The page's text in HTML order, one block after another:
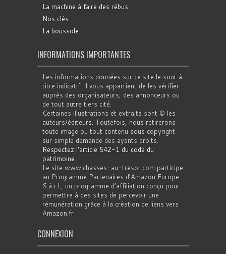
La machine à faire des rébus
Nos clés
La boussole
INFORMATIONS IMPORTANTES
Les informations données sur ce site le sont à
titre indicatif. Il vous appartient de les vérifier
auprès des organisateurs, des annonceurs ou
de tout autre tiers cité.
Certaines illustrations et extraits sont © les
auteurs/éditeurs. Toutefois, nous retirerons
toute image ou tout contenu sous copyright
sur simple demande des ayants droits.
Respectez l'article 542-1 du code du
patrimoine.
Le site www.chasses-au-tresor.com participe
au Programme Partenaires d’Amazon Europe
S.à r.l., un programme d’affiliation conçu pour
permettre à des sites de percevoir une
rémunération grâce à la création de liens vers
Amazon.fr
CONNEXION